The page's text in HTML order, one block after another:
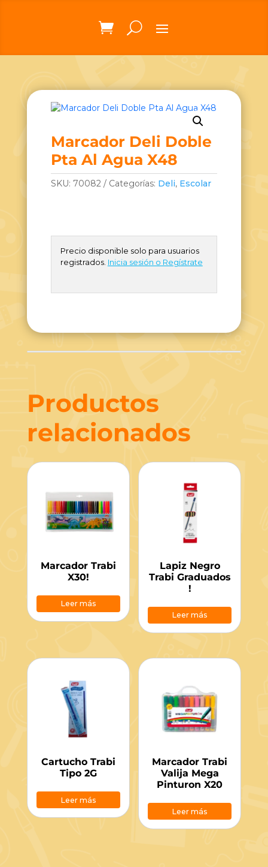
Marcador Deli Doble
Pta Al Agua X48
SKU: 70082 Categorías: Deli, Escolar
Precio disponible solo para usuarios
registrados. Inicia sesión o Regístrate
Productos
relacionados
Marcador Trabi
X30!
Leer más
Lapiz Negro
Trabi Graduados
!
Leer más
Cartucho Trabi
Tipo 2G
Leer más
Marcador Trabi
Valija Mega
Pinturon X20
Leer más